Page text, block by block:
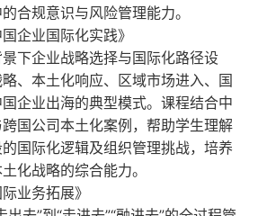
合规意识与风险管理能力。
企业国际化实践》
下企业战略选择与国际化路径设
、本土化响应、区域市场进入、国
企业出海的典型模式。课程结合中
国公司本土化案例，帮助学生理解
国际化逻辑及组织管理挑战，培养
化战略的综合能力。
业务拓展》